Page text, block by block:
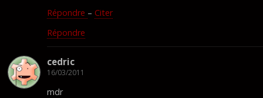
Répondre – Citer
Répondre
cedric
16/03/2011
mdr